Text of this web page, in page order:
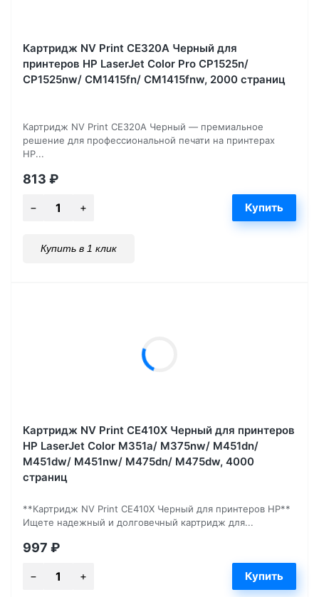
Картридж NV Print CE320A Черный для
принтеров HP LaserJet Color Pro CP1525n/
CP1525nw/ CM1415fn/ CM1415fnw, 2000 страниц
Картридж NV Print CE320A Черный — премиальное
решение для профессиональной печати на принтерах
HP...
813 ₽
Купить в 1 клик
Картридж NV Print CE410X Черный для принтеров
HP LaserJet Color M351a/ M375nw/ M451dn/
M451dw/ M451nw/ M475dn/ M475dw, 4000
страниц
**Картридж NV Print CE410X Черный для принтеров HP**
Ищете надежный и долговечный картридж для...
997 ₽